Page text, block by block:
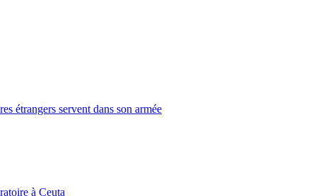
étrangers servent dans son armée
à Ceuta